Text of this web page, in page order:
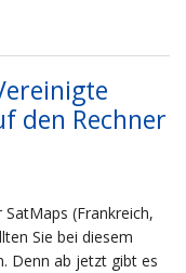
den Rechner
(Frankreich,
Sie bei diesem
Denn ab jetzt gibt es